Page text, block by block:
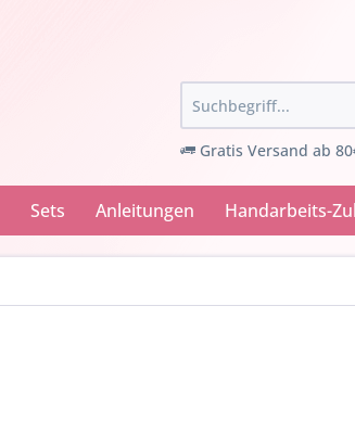
Gratis Versand ab
Sets Anleitungen Handarbeits-